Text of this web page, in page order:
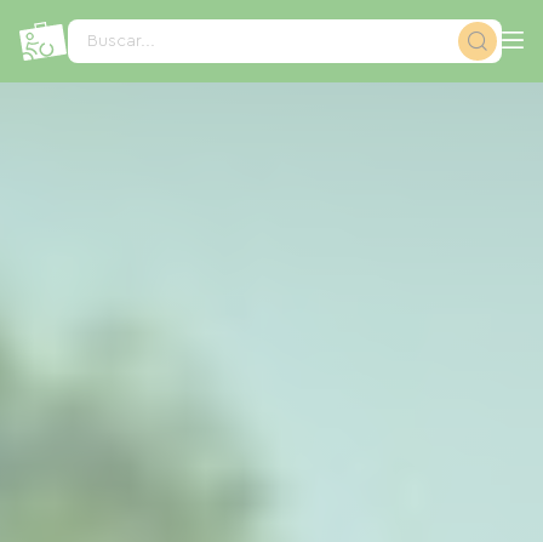
Buscar...
Panel de gestión de cookies